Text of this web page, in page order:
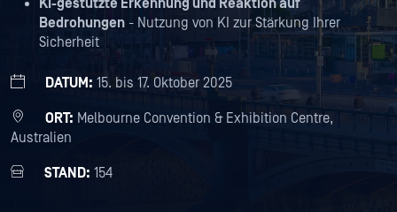
KI-gestützte Erkennung und Reaktion auf
Bedrohungen - Nutzung von KI zur Stärkung Ihrer
Sicherheit
DATUM: 15. bis 17. Oktober 2025
ORT: Melbourne Convention & Exhibition Centre,
Australien
STAND: 154